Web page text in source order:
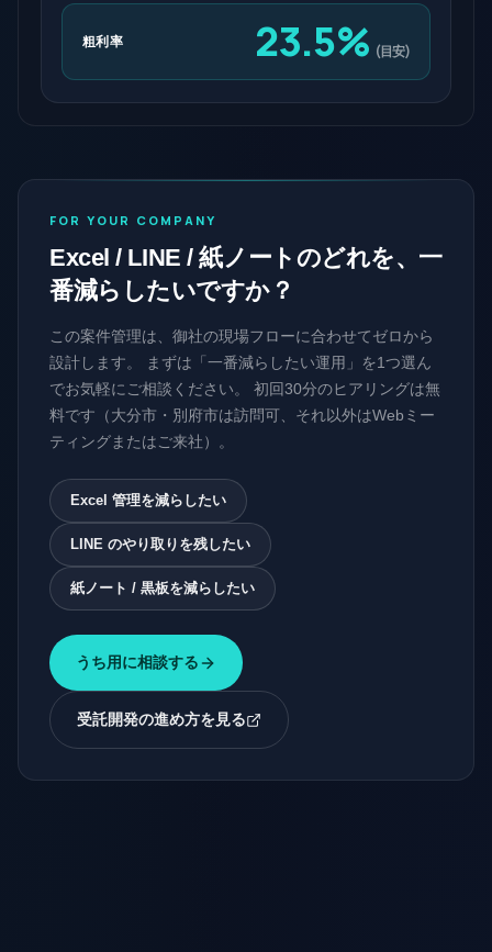
粗利率 23.5% (目安)
FOR YOUR COMPANY
Excel / LINE / 紙ノートのどれを、一
番減らしたいですか？
この案件管理は、御社の現場フローに合わせてゼロから
設計します。 まずは「一番減らしたい運用」を1つ選ん
でお気軽にご相談ください。 初回30分のヒアリングは無
料です（大分市・別府市は訪問可、それ以外はWebミー
ティングまたはご来社）。
Excel 管理を減らしたい
LINE のやり取りを残したい
紙ノート / 黒板を減らしたい
うち用に相談する
受託開発の進め方を見る